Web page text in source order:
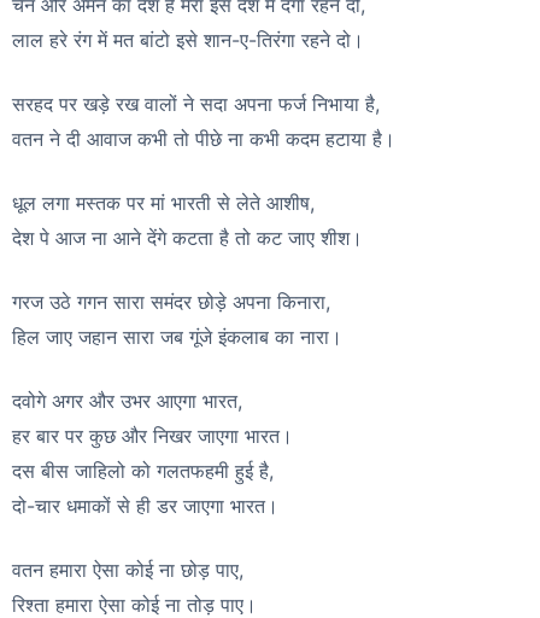
लाल हरे रंग में मत बांटो इसे शान-ए-तिरंगा रहने दो।
सरहद पर खड़े रख वालों ने सदा अपना फर्ज निभाया है,
वतन ने दी आवाज कभी तो पीछे ना कभी कदम हटाया है।
धूल लगा मस्तक पर मां भारती से लेते आशीष,
देश पे आज ना आने देंगे कटता है तो कट जाए शीश।
गरज उठे गगन सारा समंदर छोड़े अपना किनारा,
हिल जाए जहान सारा जब गूंजे इंकलाब का नारा।
दवोगे अगर और उभर आएगा भारत,
हर बार पर कुछ और निखर जाएगा भारत।
दस बीस जाहिलो को गलतफहमी हुई है,
दो-चार धमाकों से ही डर जाएगा भारत।
वतन हमारा ऐसा कोई ना छोड़ पाए,
रिश्ता हमारा ऐसा कोई ना तोड़ पाए।